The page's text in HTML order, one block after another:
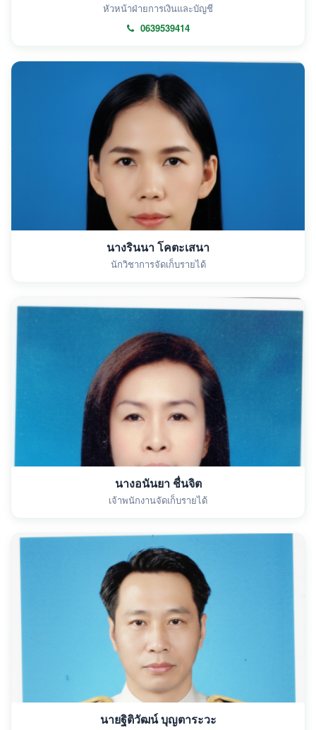
หัวหน้าฝ่ายการเงินและบัญชี
0639539414
นางรินนา โคตะเสนา
นักวิชาการจัดเก็บรายได้
นางอนันยา ชื่นจิต
เจ้าพนักงานจัดเก็บรายได้
นายฐิติวัฒน์ บุญตาระวะ